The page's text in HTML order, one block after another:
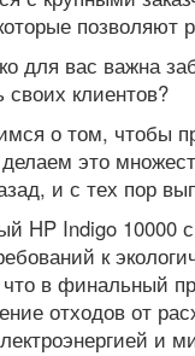
позволяют
для вас важна
своих клиентов?
о том, чтобы
это
и с тех пор
HP Indigo 10000
к
в финальный
отходов от
и